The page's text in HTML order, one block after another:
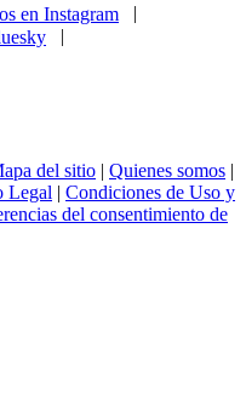
|
|
del sitio | Quienes somos |
Legal | Condiciones de Uso y
del consentimiento de